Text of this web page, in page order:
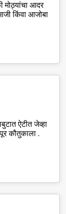
मोठ्यांचा आदर
किंवा आजोबा
ऐटीत जेव्हा
कौतुकाला .